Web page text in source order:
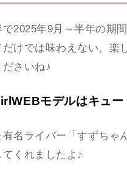
2025年9月～半年の期
けでは味わえない、
さいね♪
モデルはキュ
名ライバー「すずちゃ
くれましたよ♪